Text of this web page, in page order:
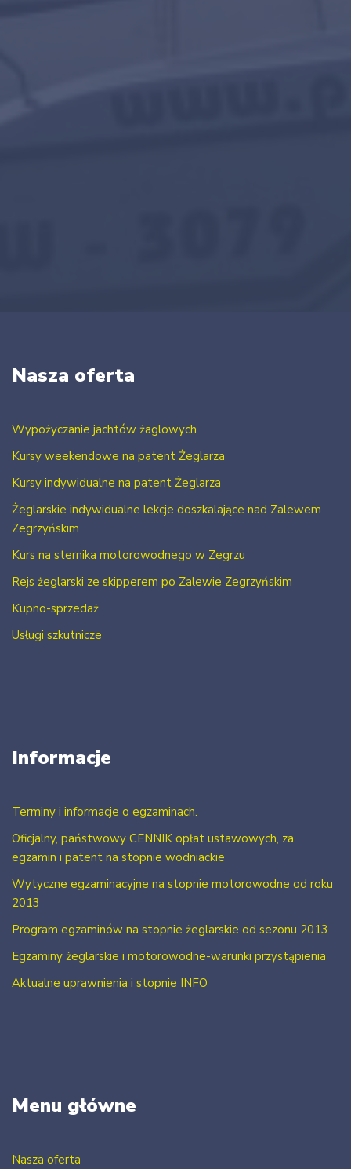
Nasza oferta
Wypożyczanie jachtów żaglowych
Kursy weekendowe na patent Żeglarza
Kursy indywidualne na patent Żeglarza
Żeglarskie indywidualne lekcje doszkalające nad Zalewem
Zegrzyńskim
Kurs na sternika motorowodnego w Zegrzu
Rejs żeglarski ze skipperem po Zalewie Zegrzyńskim
Kupno-sprzedaż
Usługi szkutnicze
Informacje
Terminy i informacje o egzaminach.
Oficjalny, państwowy CENNIK opłat ustawowych, za
egzamin i patent na stopnie wodniackie
Wytyczne egzaminacyjne na stopnie motorowodne od roku
2013
Program egzaminów na stopnie żeglarskie od sezonu 2013
Egzaminy żeglarskie i motorowodne-warunki przystąpienia
Aktualne uprawnienia i stopnie INFO
Menu główne
Nasza oferta